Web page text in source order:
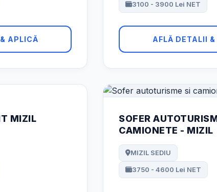
APLICĂ
3100 - 3900 Lei NET
AFLĂ DETALII
MIZIL
SOFER
CAMIONETE - MIZIL
MIZIL SEDIU
3750 - 4600 Lei NET